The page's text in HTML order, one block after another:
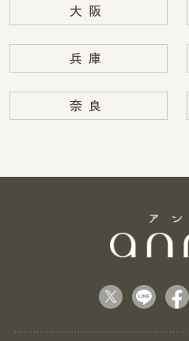
大阪
兵庫
奈良